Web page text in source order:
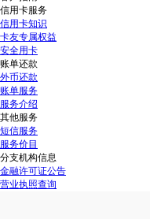
信用卡服务
信用卡知识
卡友专属权益
安全用卡
账单还款
外币还款
账单服务
服务介绍
其他服务
短信服务
服务价目
分支机构信息
金融许可证公告
营业执照查询